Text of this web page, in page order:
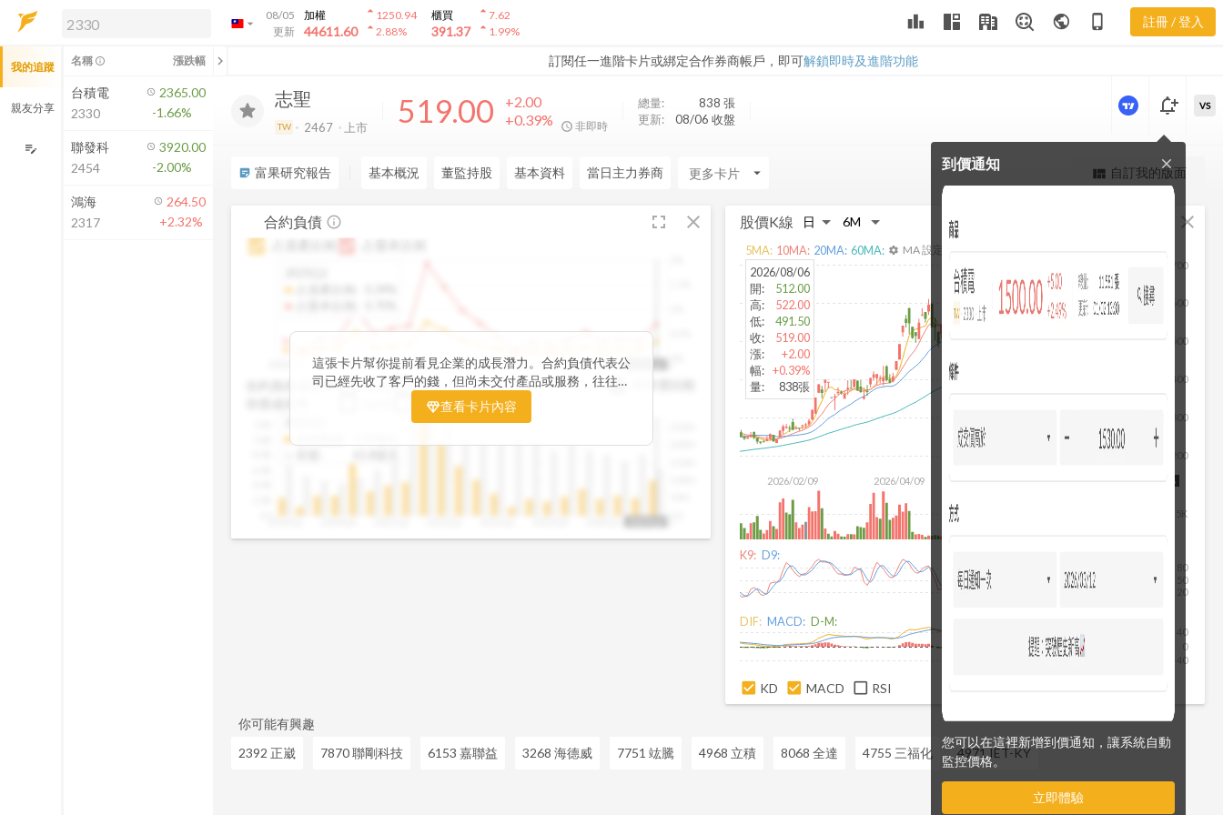
arrow_drop_down
08/05
更新
加權
44611.60
arrow_drop_up1250.94
arrow_drop_up2.88%
櫃買
391.37
arrow_drop_up7.62
arrow_drop_up1.99% leaderboard public phone_iphone 註冊 / 登入
訂閱任一進階卡片或綁定合作券商帳戶，即可解鎖即時及進階功能
解鎖即時行情及進階功能
方案」，即可解鎖以下功能：
即時行情
即時市況與排行
成交金額熱力圖
前往方案訂閱
如何綁定合作券商
債
志聖
TW 2467 上市 519.00
+2.00
+0.39%
非即時
總量: 838 張
更新:
08/06 收盤
更強大的進階價量圖表
notification_add
到價通知
您可以在這裡新增到價通知，讓系統自動
監控價格。
立即體驗
close
VS
sticky_note_2 富果研究報告 基本概況 董監持股 基本資料 當日主力券商 arrow_drop_down view_quilt 自訂我的版面
合約負債 fullscreen close
info_outline
2020Q4 2021Q3 2022Q2 2023Q1 2023Q4 2024Q3 2025Q2
合約負債成長率 QoQ YoY
YoY
這張卡片幫你提前看見企業的成長潛力。合約負債代表公
司已經先收了客戶的錢，但尚未交付產品或服務，往往是
未來營收的先行指標。透過觀察合約負債的季度變化與其
佔資產、股本的比例，你可以判斷企業手中訂單是否穩定
讓你在市場還沒反應前，就能搶先洞察企業的成長訊號。
查看卡片內容
股價K線 close
2026/02/09 2026/04/09
200
300
400
500
600
700
2026/08/06
5K
2026/08/06
開:
512.00
高:
522.00
低:
491.50
收:
519.00
漲:
+2.00
幅: +0.39%
量: 838張
5MA: 10MA: 20MA: 60MA: settings MA 設定
K9: D9:
20
50
80
DIF: MACD: D-M:
-40
0
40
KD MACD RSI
你可能有興趣
2392 正崴
7870 聯剛科技 6153 嘉聯益 3268 海德威 7751 竑騰 4968 立積 8068 全達 4755 三福化 4971 IET-KY
我的追蹤
親友分享
edit_note
名稱 info_outline 漲跌幅 chevron_left
台積電
2330
2365.00
-1.66%
聯發科
2454
3920.00
-2.00%
鴻海
2317
264.50
+2.32%